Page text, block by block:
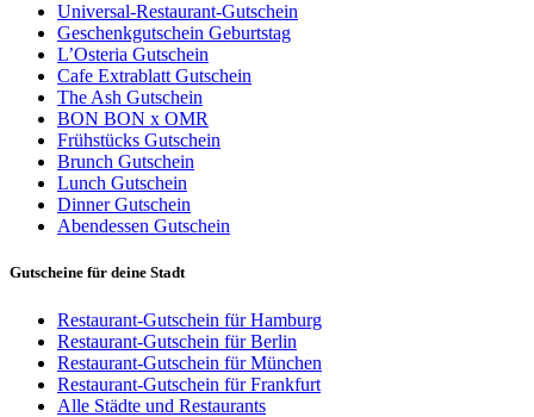
Universal-Restaurant-Gutschein
Geschenkgutschein Geburtstag
L’Osteria Gutschein
Cafe Extrablatt Gutschein
The Ash Gutschein
BON BON x OMR
Frühstücks Gutschein
Brunch Gutschein
Lunch Gutschein
Dinner Gutschein
Abendessen Gutschein
Gutscheine für deine Stadt
Restaurant-Gutschein für Hamburg
Restaurant-Gutschein für Berlin
Restaurant-Gutschein für München
Restaurant-Gutschein für Frankfurt
Alle Städte und Restaurants